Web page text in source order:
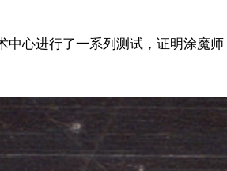
中心进行了一系列测试，证明涂魔